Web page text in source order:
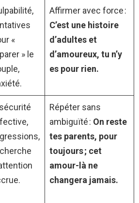
«
» le
Affirmer avec force :
C’est une histoire
d’adultes et
d’amoureux, tu n’y
es pour rien.
Répéter sans
ambiguïté : On reste
tes parents, pour
toujours ; cet
amour-là ne
changera jamais.